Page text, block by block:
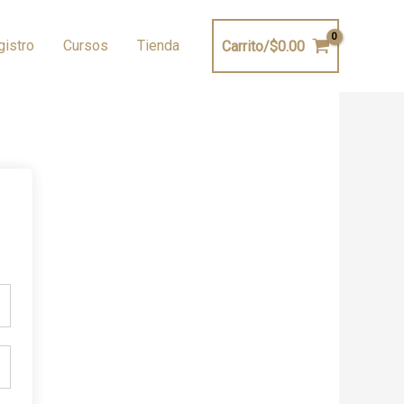
Cursos Tienda Carrito/$0.00